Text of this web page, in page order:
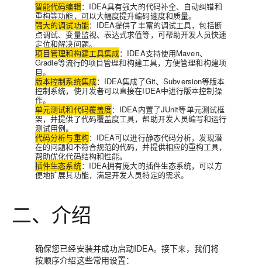
智能代码编辑：IDEA具有强大的代码补全、自动纠错和
重构等功能，可以大幅度提升编码速度和质量。
强大的调试功能：IDEA提供了丰富的调试工具，包括断
点调试、变量监视、表达式求值等，可帮助开发人员快速
定位和解决问题。
项目管理和构建工具集成：IDEA支持使用Maven、
Gradle等流行的项目管理和构建工具，方便管理和构建项
目。
版本控制系统集成：IDEA集成了Git、Subversion等版本
控制系统，使开发者可以直接在IDEA中进行版本控制操
作。
单元测试和代码覆盖度：IDEA内置了JUnit等单元测试框
架，并提供了代码覆盖度工具，帮助开发人员编写和运行
测试用例。
代码分析与重构：IDEA可以进行静态代码分析，发现潜
在的问题和不符合规范的代码，并提供相应的重构工具，
帮助优化代码结构和性能。
插件生态系统：IDEA拥有庞大的插件生态系统，可以方
便地扩展其功能，满足开发人员特定的需求。
二、介绍
确保您已经安装并成功启动IDEA。接下来，我们将
按顺序介绍这些常用设置：